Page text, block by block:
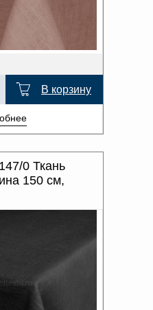
В корзину
0 Ткань
150 см,